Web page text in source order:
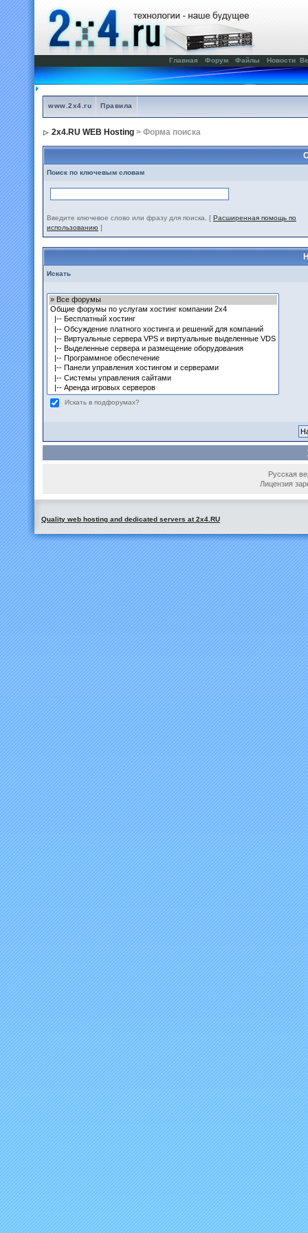
Главная Форум Файлы Новости
www.2x4.ru Правила
2x4.RU WEB Hosting > Форма поиска
Поиск по ключевым словам
Введите ключевое слово или фразу для поиска. [ Расширенная помощь по
использованию ]
Искать
Искать в подфорумах?
Русская
Лицензия
Quality web hosting and dedicated servers at 2x4.RU